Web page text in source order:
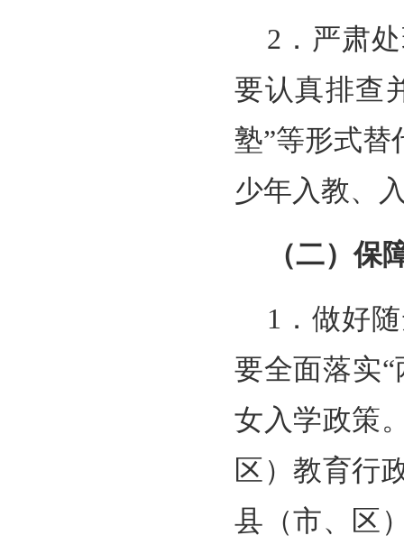
2．严肃
要认真排查
塾”等形式
少年入教、
（二）保
1．做好
要全面落实
女入学政策
区）教育行
县（市、区